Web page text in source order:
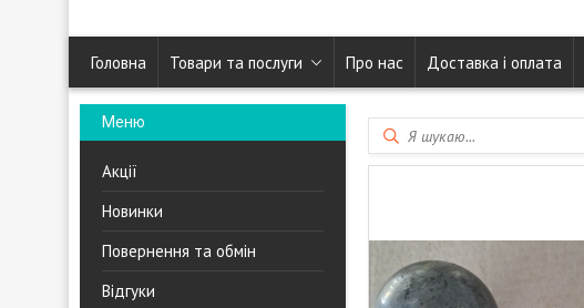
Головна Товари та послуги Про нас Доставка і оплата
Акції
Новинки
Повернення та обмін
Відгуки